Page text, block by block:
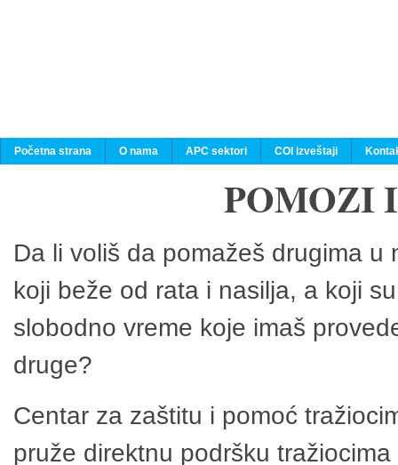
Početna strana O nama APC sektori COI izveštaji
POMOZI
Da li voliš da pomažeš drugima
koji beže od rata i nasilja, a koji
slobodno vreme koje imaš
druge?
Centar za zaštitu i pomoć
pruže direktnu podršku